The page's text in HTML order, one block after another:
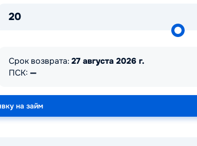
20
Срок возврата: 27 августа 2026 г.
ПСК: —
на займ